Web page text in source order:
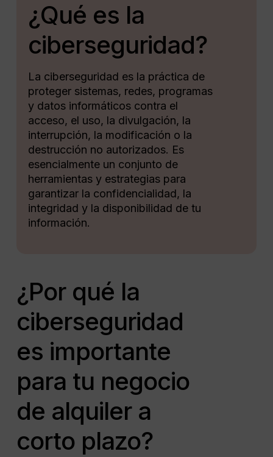
¿Qué es la
ciberseguridad?
La ciberseguridad es la práctica de
proteger sistemas, redes, programas
y datos informáticos contra el
acceso, el uso, la divulgación, la
interrupción, la modificación o la
destrucción no autorizados. Es
esencialmente un conjunto de
herramientas y estrategias para
garantizar la confidencialidad, la
integridad y la disponibilidad de tu
información.
¿Por qué la
ciberseguridad
es importante
para tu negocio
de alquiler a
corto plazo?